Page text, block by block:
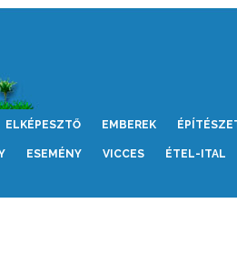
ELKÉPESZTŐ EMBEREK
ESEMÉNY VICCES ÉTEL-ITAL